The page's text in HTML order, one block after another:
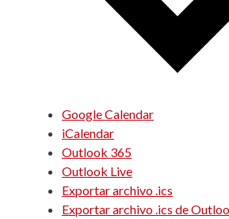
Google Calendar
iCalendar
Outlook 365
Outlook Live
Exportar archivo .ics
Exportar archivo .ics de